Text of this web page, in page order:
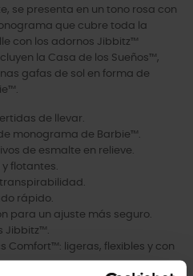
se presenta en un tono rosa con
que cubre toda la
con los adornos Jibbitz™
la Casa de los Sueños™,
gafas de sol en forma de
de llevar.
monograma de Barbie™.
de esmalte en relieve.
flotantes.
rápido.
para un ajuste más seguro.
Jibbitz™.
Comfort™: ligeras, flexibles y con